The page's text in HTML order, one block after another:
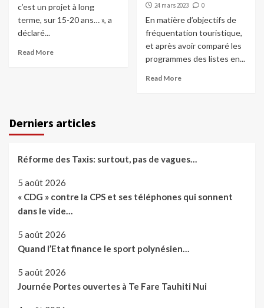
c’est un projet à long
terme, sur 15-20 ans… », a
déclaré...
Read More
24 mars 2023 0
En matière d’objectifs de
fréquentation touristique,
et après avoir comparé les
programmes des listes en...
Read More
Derniers articles
Réforme des Taxis: surtout, pas de vagues…
5 août 2026
« CDG » contre la CPS et ses téléphones qui sonnent
dans le vide…
5 août 2026
Quand l’Etat finance le sport polynésien…
5 août 2026
Journée Portes ouvertes à Te Fare Tauhiti Nui